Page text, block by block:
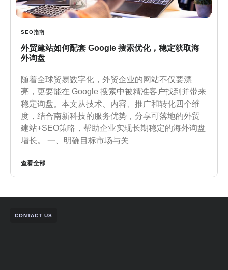
SEO指南
外贸建站如何配套 Google 搜索优化，稳定获取海
外询盘
随着全球贸易数字化，外贸企业的网站不仅要漂
亮，更要能在 Google 搜索中被精准客户找到并带来
稳定询盘。本文从技术、内容、推广和转化四个维
度，结合南新科技的服务优势，分享可落地的外贸
建站+SEO策略，帮助企业实现长期稳定的海外询盘
增长。 一、明确目标市场与关
查看全部
CONTACT US